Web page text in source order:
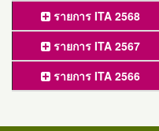
รายการ ITA 2568
รายการ ITA 2567
รายการ ITA 2566